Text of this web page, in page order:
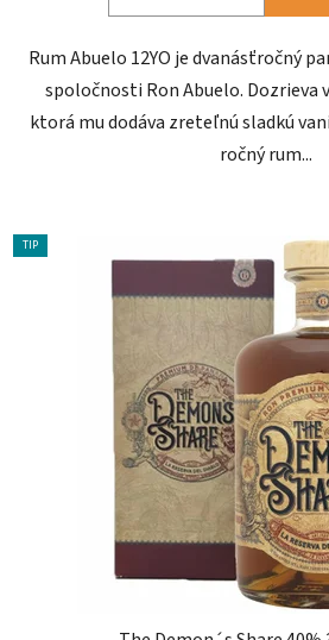
Rum Abuelo 12YO je dvanásťročný
spoločnosti Ron Abuelo. Dozrieva
ktorá mu dodáva zreteľnú sladkú
ročný rum...
TIP